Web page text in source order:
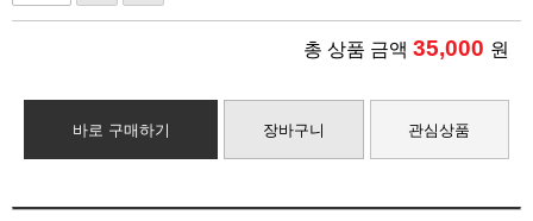
총 상품 금액 35,000 원
바로 구매하기 장바구니 관심상품